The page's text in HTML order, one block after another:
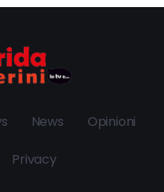
News Opinioni
Privacy